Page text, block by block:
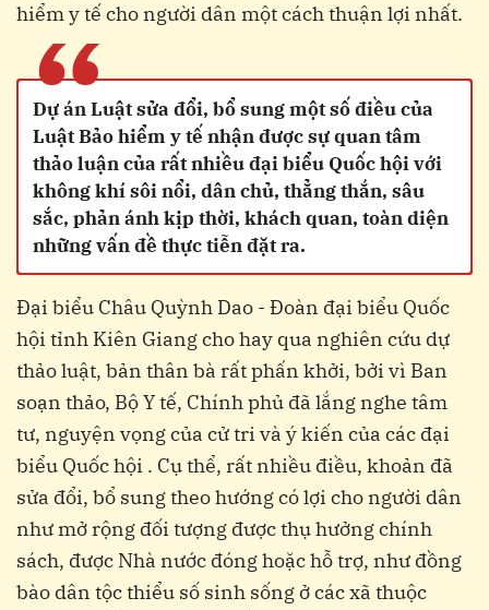
hiểm y tế cho người dân một cách thuận lợi nhất.
“
Dự án Luật sửa đổi, bổ sung một số điều của
Luật Bảo hiểm y tế nhận được sự quan tâm
thảo luận của rất nhiều đại biểu Quốc hội với
không khí sôi nổi, dân chủ, thẳng thắn, sâu
sắc, phản ánh kịp thời, khách quan, toàn diện
những vấn đề thực tiễn đặt ra.
Đại biểu Châu Quỳnh Dao - Đoàn đại biểu Quốc
hội tỉnh Kiên Giang cho hay qua nghiên cứu dự
thảo luật, bản thân bà rất phấn khởi, bởi vì Ban
soạn thảo, Bộ Y tế, Chính phủ đã lắng nghe tâm
tư, nguyện vọng của cử tri và ý kiến của các đại
biểu Quốc hội . Cụ thể, rất nhiều điều, khoản đã
sửa đổi, bổ sung theo hướng có lợi cho người dân
như mở rộng đối tượng được thụ hưởng chính
sách, được Nhà nước đóng hoặc hỗ trợ, như đồng
bào dân tộc thiểu số sinh sống ở các xã thuộc